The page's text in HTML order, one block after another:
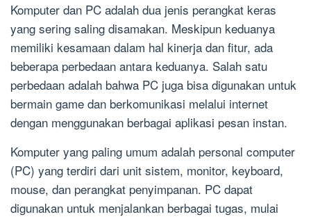
Komputer dan PC adalah dua jenis perangkat keras
yang sering saling disamakan. Meskipun keduanya
memiliki kesamaan dalam hal kinerja dan fitur, ada
beberapa perbedaan antara keduanya. Salah satu
perbedaan adalah bahwa PC juga bisa digunakan untuk
bermain game dan berkomunikasi melalui internet
dengan menggunakan berbagai aplikasi pesan instan.
Komputer yang paling umum adalah personal computer
(PC) yang terdiri dari unit sistem, monitor, keyboard,
mouse, dan perangkat penyimpanan. PC dapat
digunakan untuk menjalankan berbagai tugas, mulai